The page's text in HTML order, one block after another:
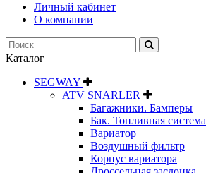
Личный кабинет
О компании
Каталог
SEGWAY
ATV SNARLER
Багажники. Бамперы
Бак. Топливная система
Вариатор
Воздушный фильтр
Корпус вариатора